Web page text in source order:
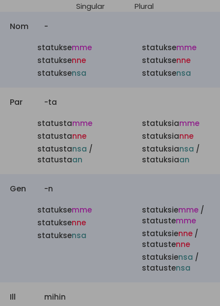
Singular Plural
Nom -
statuksemme
statuksenne
statuksensa
statuksemme
statuksenne
statuksensa
Par -ta
statustamme
statustanne
statustansa /
statustaan
statuksiamme
statuksianne
statuksiansa /
statuksiaan
Gen -n
statuksemme
statuksenne
statuksensa
statuksiemme /
statustemme
statuksienne /
statustenne
statuksiensa /
statustensa
Ill mihin